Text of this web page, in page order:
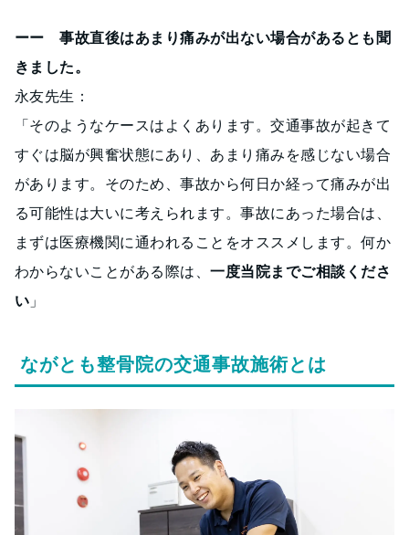
ーー 事故直後はあまり痛みが出ない場合があるとも聞
きました。
永友先生：
「そのようなケースはよくあります。交通事故が起きて
すぐは脳が興奮状態にあり、あまり痛みを感じない場合
があります。そのため、事故から何日か経って痛みが出
る可能性は大いに考えられます。事故にあった場合は、
まずは医療機関に通われることをオススメします。何か
わからないことがある際は、一度当院までご相談くださ
い 」
ながとも整骨院の交通事故施術とは